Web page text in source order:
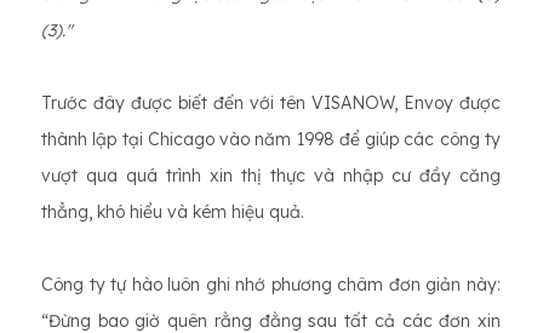
(3)."
Trước đây được biết đến với tên VISANOW, Envoy được
thành lập tại Chicago vào năm 1998 để giúp các công ty
vượt qua quá trình xin thị thực và nhập cư đầy căng
thẳng, khó hiểu và kém hiệu quả.
Công ty tự hào luôn ghi nhớ phương châm đơn giản này:
“Đừng bao giờ quên rằng đằng sau tất cả các đơn xin